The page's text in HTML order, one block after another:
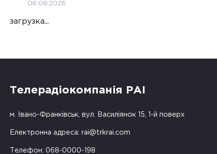
06.08.2026
загрузка...
Телерадіокомпанія РАІ
м. Івано-Франківськ, вул. Василіянок 15, 1-й поверх
Електронна адреса: rai@trkrai.com
Телефон: 068-0000-198